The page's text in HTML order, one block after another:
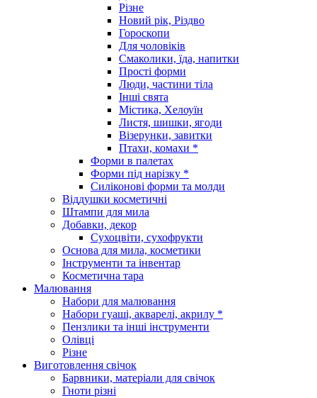
Різне
Новий рік, Різдво
Гороскопи
Для чоловіків
Смаколики, їда, напитки
Прості форми
Люди, частини тіла
Інші свята
Містика, Хелоуїн
Листя, шишки, ягоди
Візерунки, завитки
Птахи, комахи *
Форми в палетах
Форми під нарізку *
Силіконові форми та молди
Віддушки косметичні
Штампи для мила
Добавки, декор
Сухоцвіти, сухофрукти
Основа для мила, косметики
Інструменти та інвентар
Косметична тара
Малювання
Набори для малювання
Набори гуаші, акварелі, акрилу *
Пензлики та інші інструменти
Олівці
Різне
Виготовлення свічок
Барвники, матеріали для свічок
Гноти різні